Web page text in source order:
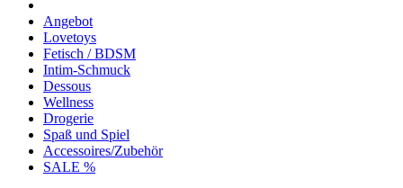
Angebot
Lovetoys
Fetisch / BDSM
Intim-Schmuck
Dessous
Wellness
Drogerie
Spaß und Spiel
Accessoires/Zubehör
SALE %